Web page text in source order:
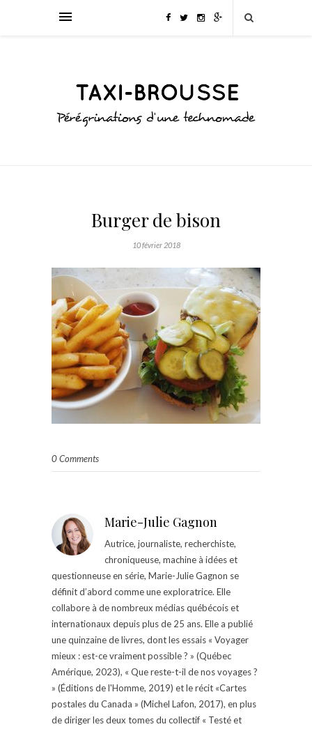
Burger de bison
10 février 2018
0 Comments
Marie-Julie Gagnon
Autrice, journaliste, recherchiste,
chroniqueuse, machine à idées et
questionneuse en série, Marie-Julie Gagnon se
définit d’abord comme une exploratrice. Elle
collabore à de nombreux médias québécois et
internationaux depuis plus de 25 ans. Elle a publié
une quinzaine de livres, dont les essais « Voyager
mieux : est-ce vraiment possible ? » (Québec
Amérique, 2023), « Que reste-t-il de nos voyages ?
» (Éditions de l'Homme, 2019) et le récit «Cartes
postales du Canada » (Michel Lafon, 2017), en plus
de diriger les deux tomes du collectif « Testé et